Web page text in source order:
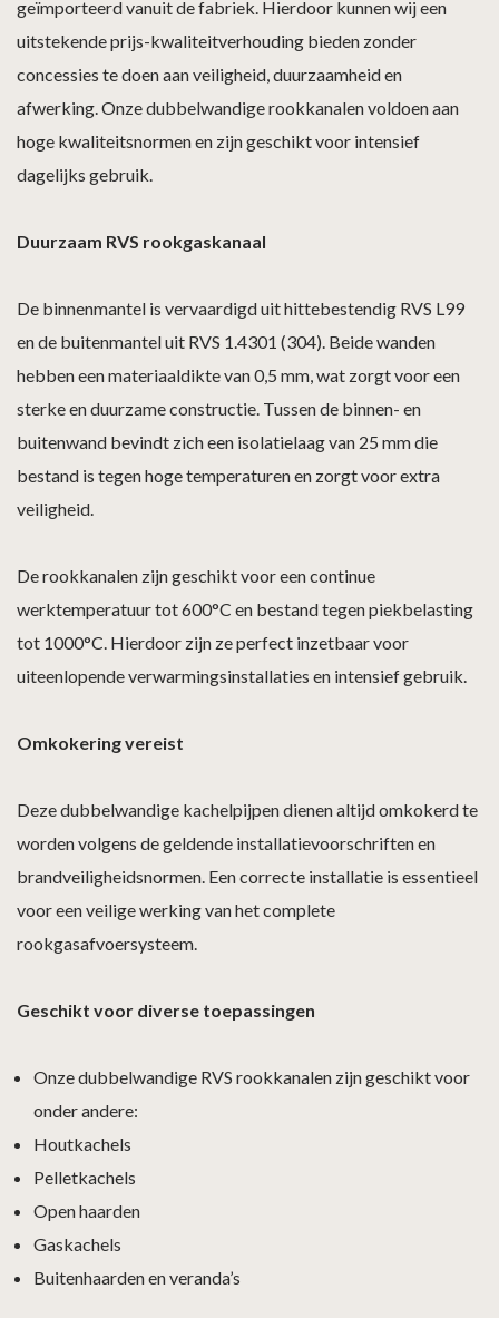
geïmporteerd vanuit de fabriek. Hierdoor kunnen wij een
uitstekende prijs-kwaliteitverhouding bieden zonder
concessies te doen aan veiligheid, duurzaamheid en
afwerking. Onze dubbelwandige rookkanalen voldoen aan
hoge kwaliteitsnormen en zijn geschikt voor intensief
dagelijks gebruik.
Duurzaam RVS rookgaskanaal
De binnenmantel is vervaardigd uit hittebestendig RVS L99
en de buitenmantel uit RVS 1.4301 (304). Beide wanden
hebben een materiaaldikte van 0,5 mm, wat zorgt voor een
sterke en duurzame constructie. Tussen de binnen- en
buitenwand bevindt zich een isolatielaag van 25 mm die
bestand is tegen hoge temperaturen en zorgt voor extra
veiligheid.
De rookkanalen zijn geschikt voor een continue
werktemperatuur tot 600°C en bestand tegen piekbelasting
tot 1000°C. Hierdoor zijn ze perfect inzetbaar voor
uiteenlopende verwarmingsinstallaties en intensief gebruik.
Omkokering vereist
Deze dubbelwandige kachelpijpen dienen altijd omkokerd te
worden volgens de geldende installatievoorschriften en
brandveiligheidsnormen. Een correcte installatie is essentieel
voor een veilige werking van het complete
rookgasafvoersysteem.
Geschikt voor diverse toepassingen
Onze dubbelwandige RVS rookkanalen zijn geschikt voor
onder andere:
Houtkachels
Pelletkachels
Open haarden
Gaskachels
Buitenhaarden en veranda’s